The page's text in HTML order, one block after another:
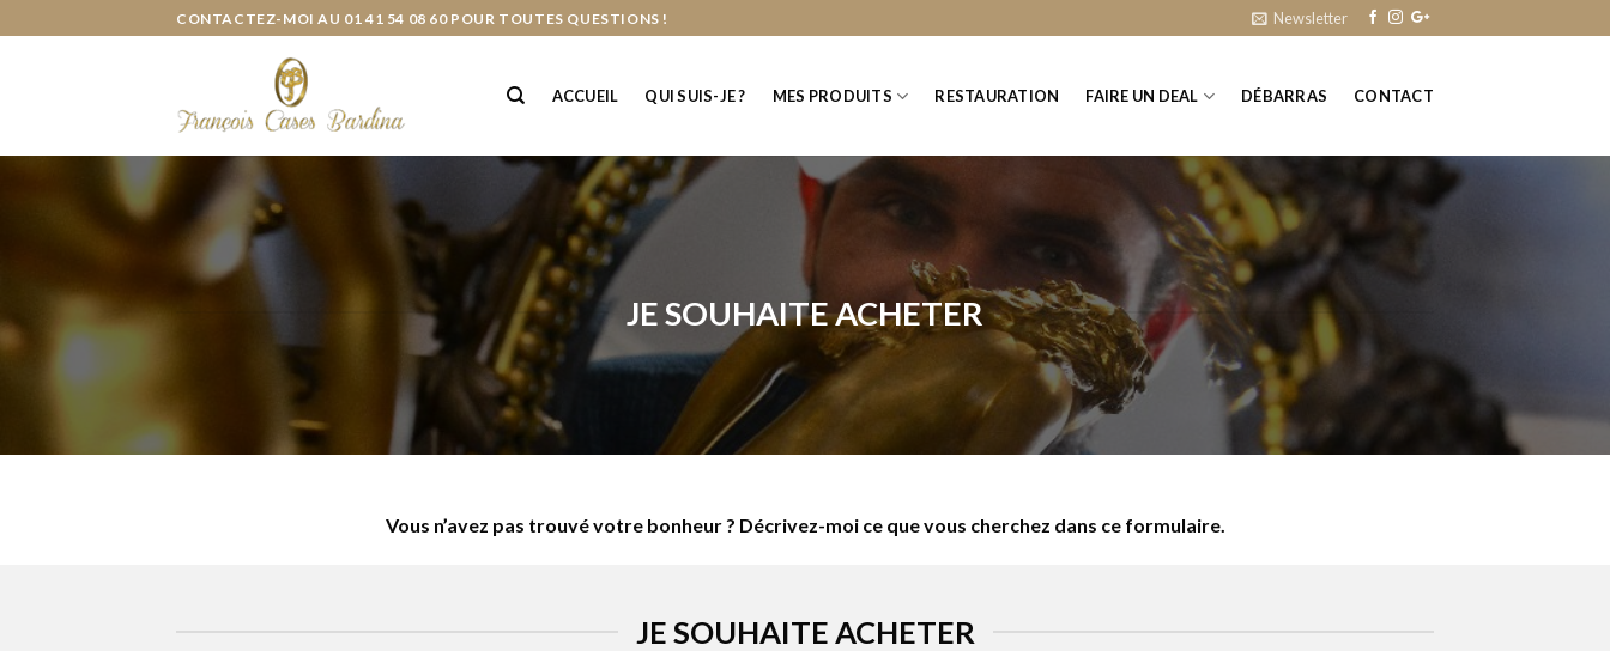
CONTACTEZ-MOI AU 01 41 54 08 60 POUR TOUTES QUESTIONS ! Newsletter
ACCUEIL QUI SUIS-JE ? MES PRODUITS RESTAURATION FAIRE UN DEAL DÉBARRAS CONTACT
JE SOUHAITE ACHETER
Vous n’avez pas trouvé votre bonheur ? Décrivez-moi ce que vous cherchez dans ce formulaire.
JE SOUHAITE ACHETER